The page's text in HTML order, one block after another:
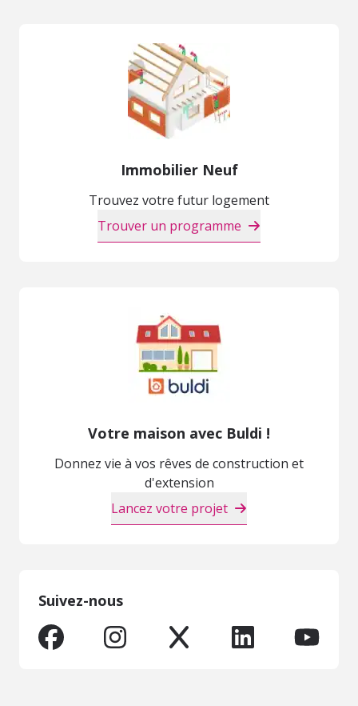
Immobilier Neuf
Trouvez votre futur logement
Trouver un programme
Votre maison avec Buldi !
Donnez vie à vos rêves de construction et
d'extension
Lancez votre projet
Suivez-nous